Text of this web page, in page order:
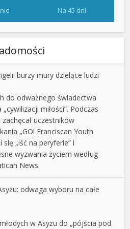
Na 45 dni
burzy mury dzielące ludzi
do odważnego świadectwa
miłości”. Podczas
uczestników
„GO! Franciscan Youth
„iść na peryferie” i
wyzwania życiem według
News.
odwaga wyboru na całe
w Asyżu do „pójścia pod